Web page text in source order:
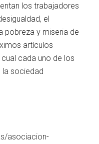
los trabajadores
el
pobreza y miseria de
artículos
cada uno de los
la sociedad
asociacion-